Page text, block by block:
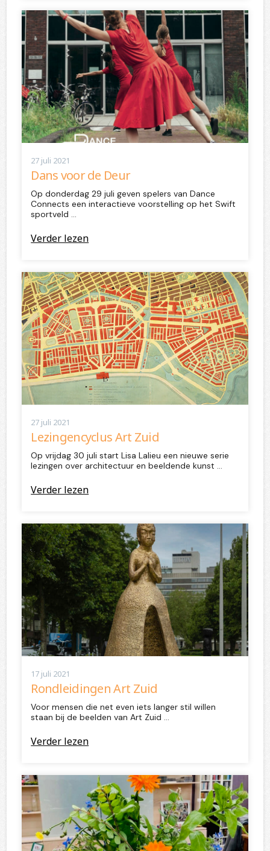
27 juli 2021
Dans voor de Deur
Op donderdag 29 juli geven spelers van Dance
Connects een interactieve voorstelling op het Swift
sportveld …
Verder lezen
27 juli 2021
Lezingencyclus Art Zuid
Op vrijdag 30 juli start Lisa Lalieu een nieuwe serie
lezingen over architectuur en beeldende kunst …
Verder lezen
17 juli 2021
Rondleidingen Art Zuid
Voor mensen die net even iets langer stil willen
staan bij de beelden van Art Zuid …
Verder lezen